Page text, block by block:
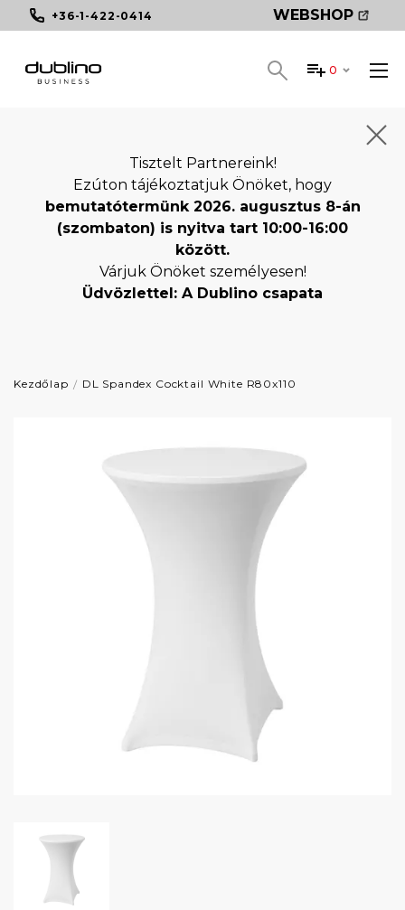
+36-1-422-0414 WEBSHOP
0
Tisztelt Partnereink!
Ezúton tájékoztatjuk Önöket, hogy
bemutatótermünk 2026. augusztus 8-án
(szombaton) is nyitva tart 10:00-16:00
között.
Várjuk Önöket személyesen!
Üdvözlettel: A Dublino csapata
Kezdőlap DL Spandex Cocktail White R80x110